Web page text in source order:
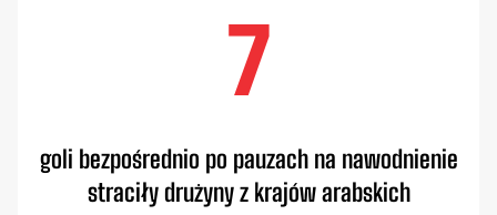
7
goli bezpośrednio po pauzach na nawodnienie
straciły drużyny z krajów arabskich